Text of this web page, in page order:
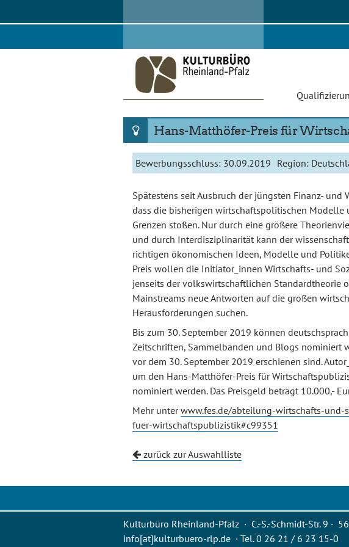
content
Hans-Matthöfer-Preis für
Bewerbungsschluss: 30.09.2019 Region:
Spätestens seit Ausbruch der jüngsten Finanz-
dass die bisherigen wirtschaftspolitischen Modelle
Grenzen stoßen. Nur durch eine größere
und durch Interdisziplinarität kann der
richtigen ökonomischen Ideen, Modelle und
Preis wollen die Initiator_innen Wirtschafts- und
jenseits der volkswirtschaftlichen Standardtheorie
Mainstreams neue Antworten auf die großen
Herausforderungen suchen.
Bis zum 30. September 2019 können
Zeitschriften, Sammelbänden und Blogs nominiert
vor dem 30. September 2019 erschienen sind.
um den Hans-Matthöfer-Preis für
nominiert werden. Das Preisgeld beträgt 10.000,-
Mehr unterwww.fes.de/abteilung-wirtschafts-
fuer-wirtschaftspublizistik#c99351
zurück zur Auswahlliste
Kulturbüro Rheinland-Pfalz · C.-S.-Schmidt-Str. 9 ·
info[at]kulturbuero-rlp.de · Tel. 0 26 21 / 6 23 15-0